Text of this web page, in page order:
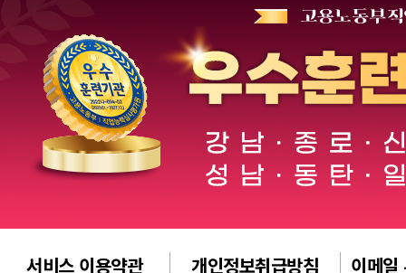
서비스 이용약관 개인정보취급방침 이메일